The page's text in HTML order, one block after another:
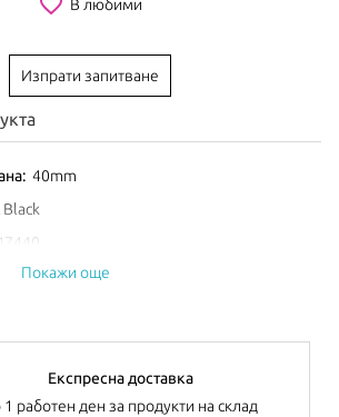
В любими
Изпрати запитване
40mm
2025
Покажи още
Експресна доставка
1 работен ден за продукти на склад